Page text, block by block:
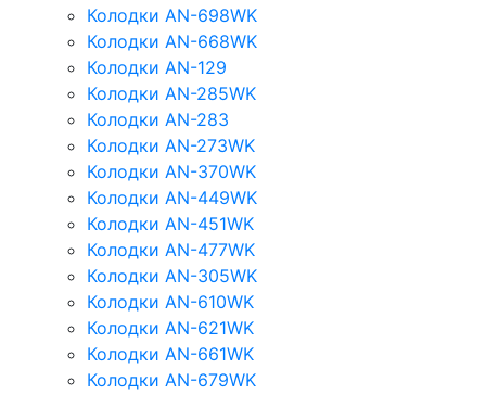
Колодки AN-698WK
Колодки AN-668WK
Колодки AN-129
Колодки AN-285WK
Колодки AN-283
Колодки AN-273WK
Колодки AN-370WK
Колодки AN-449WK
Колодки AN-451WK
Колодки AN-477WK
Колодки AN-305WK
Колодки AN-610WK
Колодки AN-621WK
Колодки AN-661WK
Колодки AN-679WK